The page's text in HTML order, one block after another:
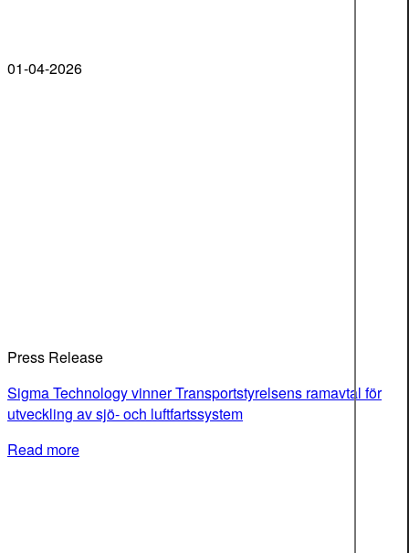
01-04-2026
Press Release
Sigma Technology vinner Transportstyrelsens ramavtal för
utveckling av sjö- och luftfartssystem
Read more